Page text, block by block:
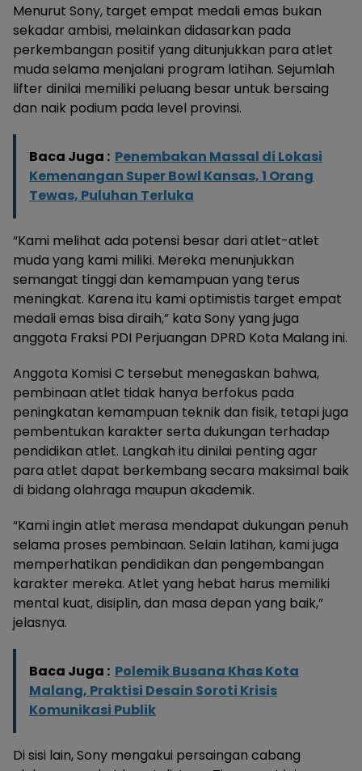
Menurut Sony, target empat medali emas bukan
sekadar ambisi, melainkan didasarkan pada
perkembangan positif yang ditunjukkan para atlet
muda selama menjalani program latihan. Sejumlah
lifter dinilai memiliki peluang besar untuk bersaing
dan naik podium pada level provinsi.
Baca Juga : Penembakan Massal di Lokasi
Kemenangan Super Bowl Kansas, 1 Orang
Tewas, Puluhan Terluka
“Kami melihat ada potensi besar dari atlet-atlet
muda yang kami miliki. Mereka menunjukkan
semangat tinggi dan kemampuan yang terus
meningkat. Karena itu kami optimistis target empat
medali emas bisa diraih,” kata Sony yang juga
anggota Fraksi PDI Perjuangan DPRD Kota Malang ini.
Anggota Komisi C tersebut menegaskan bahwa,
pembinaan atlet tidak hanya berfokus pada
peningkatan kemampuan teknik dan fisik, tetapi juga
pembentukan karakter serta dukungan terhadap
pendidikan atlet. Langkah itu dinilai penting agar
para atlet dapat berkembang secara maksimal baik
di bidang olahraga maupun akademik.
“Kami ingin atlet merasa mendapat dukungan penuh
selama proses pembinaan. Selain latihan, kami juga
memperhatikan pendidikan dan pengembangan
karakter mereka. Atlet yang hebat harus memiliki
mental kuat, disiplin, dan masa depan yang baik,”
jelasnya.
Baca Juga : Polemik Busana Khas Kota
Malang, Praktisi Desain Soroti Krisis
Komunikasi Publik
Di sisi lain, Sony mengakui persaingan cabang